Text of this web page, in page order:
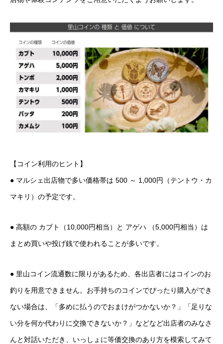
【コイン利用のヒント】
● マルシェ出店物で多い価格帯は 500 ～ 1,000円（テントウ・カ
マキリ）の予定です。
● 高額の カブト（10,000円相当）と アゲハ （5,000円相当）は
まとめ買いや投げ銭で使われることが多いです。
● 里山コイン流通数に限りがあるため、各出店者にはコインのお
釣りを用意できません。お手持ちのコインでぴったり購入ができ
ない場合は、「多めに払うのでおまけがつかないか？」「足りな
い分を何か代わりに交換できないか？」などなど出店者のみなさ
んと対話いただき、いっしょに等価交換のあり方を模索してみて